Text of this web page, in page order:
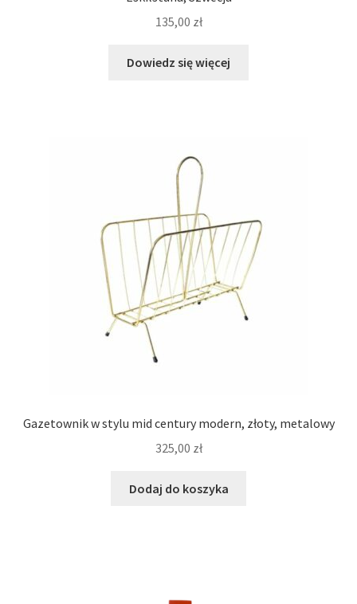
135,00 zł
Dowiedz się więcej
Gazetownik w stylu mid century modern, złoty, metalowy
325,00 zł
Dodaj do koszyka